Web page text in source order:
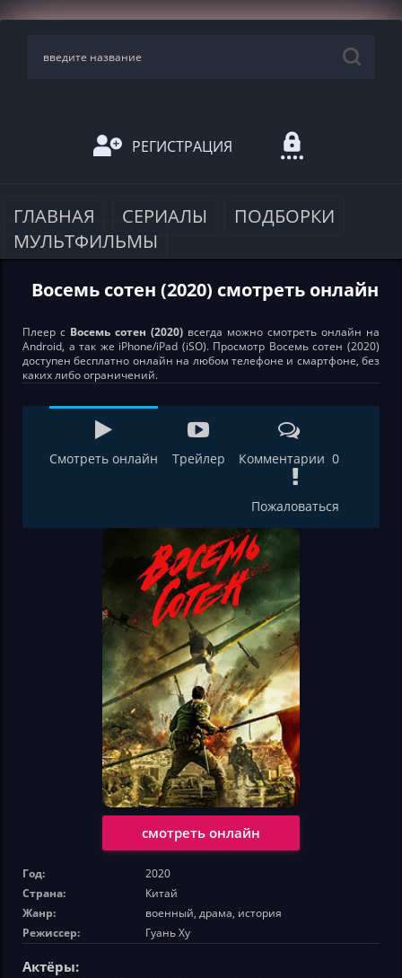
РЕГИСТРАЦИЯ
ГЛАВНАЯ СЕРИАЛЫ
ПОДБОРКИ
МУЛЬТФИЛЬМЫ
Восемь сотен (2020) смотреть онлайн
Плеер с Восемь сотен (2020) всегда можно смотреть онлайн на
Android, а так же iPhone/iPad (iSO). Просмотр Восемь сотен (2020)
доступен бесплатно онлайн на любом телефоне и смартфоне, без
каких либо ограничений.
Смотреть онлайн Трейлер Комментарии 0
Пожаловаться
смотреть онлайн
Год:
2020
Страна:
Китай
Жанр:
военный, драма, история
Режиссер:
Гуань Ху
Актёры: